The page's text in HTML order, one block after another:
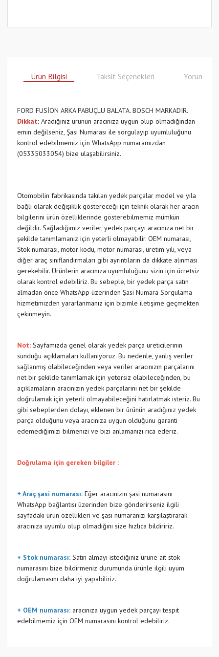
Ürün Bilgisi Taksit Seçenekleri Yorumlar
FORD FUSİON ARKA PABUÇLU BALATA. BOSCH MARKADIR.
Dikkat: Aradığınız ürünün aracınıza uygun olup olmadığından
emin değilseniz, Şasi Numarası ile sorgulayıp uyumluluğunu
kontrol edebilmemiz için WhatsApp numaramızdan
(05335033054) bize ulaşabilirsiniz.
Otomobilin fabrikasında takılan yedek parçalar model ve yıla
bağlı olarak değişiklik göstereceği için teknik olarak her aracın
bilgilerini ürün özelliklerinde gösterebilmemiz mümkün
değildir. Sağladığımız veriler, yedek parçayı aracınıza net bir
şekilde tanımlamanız için yeterli olmayabilir. OEM numarası,
Stok numarası, motor kodu, motor numarası, üretim yılı, veya
diğer araç sınıflandırmaları gibi ayrıntıların da dikkate alınması
gerekebilir. Ürünlerin aracınıza uyumluluğunu sizin için ücretsiz
olarak kontrol edebiliriz. Bu sebeple, bir yedek parça satın
almadan önce WhatsApp üzerinden Şasi Numara Sorgulama
hizmetimizden yararlanmanız için bizimle iletişime geçmekten
çekinmeyin.
Not: Sayfamızda genel olarak yedek parça üreticilerinin
sunduğu açıklamaları kullanıyoruz. Bu nedenle, yanlış veriler
sağlanmış olabileceğinden veya veriler aracınızın parçalarını
net bir şekilde tanımlamak için yetersiz olabileceğinden, bu
açıklamaların aracınızın yedek parçalarını net bir şekilde
doğrulamak için yeterli olmayabileceğini hatırlatmak isteriz. Bu
gibi sebeplerden dolayı, eklenen bir ürünün aradığınız yedek
parça olduğunu veya aracınıza uygun olduğunu garanti
edemediğimizi bilmenizi ve bizi anlamanızı rica ederiz.
Doğrulama için gereken bilgiler :
+ Araç şasi numarası: Eğer aracınızın şasi numarasını
WhatsApp bağlantısı üzerinden bize gönderirseniz ilgili
sayfadaki ürün özellikleri ve şasi numaranızı karşılaştırarak
aracınıza uyumlu olup olmadığını size hızlıca bildiririz.
+ Stok numarası: Satın almayı istediğiniz ürüne ait stok
numarasını bize bildirmeniz durumunda ürünle ilgili uyum
doğrulamasını daha iyi yapabiliriz.
+ OEM numarası: aracınıza uygun yedek parçayı tespit
edebilmemiz için OEM numarasını kontrol edebiliriz.